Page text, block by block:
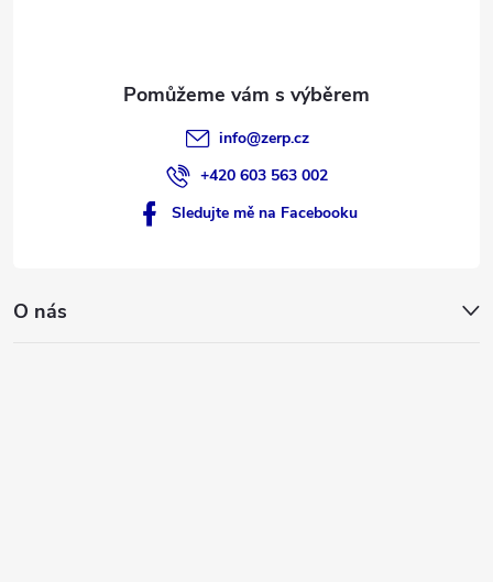
info@zerp.cz
+420 603 563 002
Sledujte mě na Facebooku
O nás